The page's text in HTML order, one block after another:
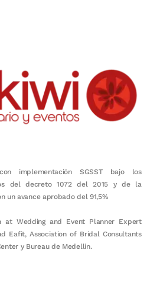
implementación SGSST bajo los
del decreto 1072 del 2015 y de la
un avance aprobado del 91,5%
at Wedding and Event Planner Expert
Eafit, Association of Bridal Consultants
y Bureau de Medellín.